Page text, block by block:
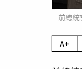
前總統
A+